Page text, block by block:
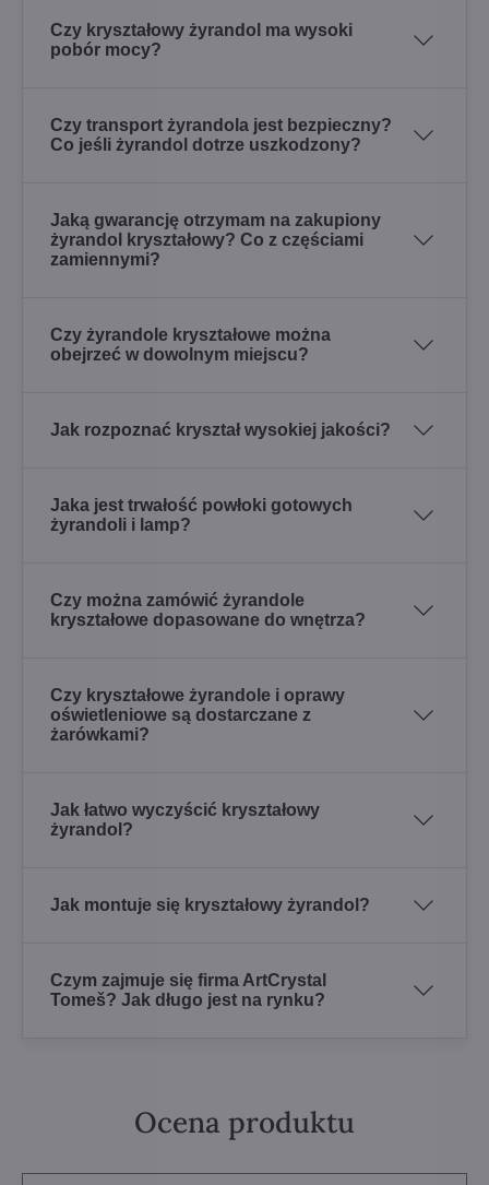
Czy kryształowy żyrandol ma wysoki
pobór mocy?
Czy transport żyrandola jest bezpieczny?
Co jeśli żyrandol dotrze uszkodzony?
Jaką gwarancję otrzymam na zakupiony
żyrandol kryształowy? Co z częściami
zamiennymi?
Czy żyrandole kryształowe można
obejrzeć w dowolnym miejscu?
Jak rozpoznać kryształ wysokiej jakości?
Jaka jest trwałość powłoki gotowych
żyrandoli i lamp?
Czy można zamówić żyrandole
kryształowe dopasowane do wnętrza?
Czy kryształowe żyrandole i oprawy
oświetleniowe są dostarczane z
żarówkami?
Jak łatwo wyczyścić kryształowy
żyrandol?
Jak montuje się kryształowy żyrandol?
Czym zajmuje się firma ArtCrystal
Tomeš? Jak długo jest na rynku?
Ocena produktu